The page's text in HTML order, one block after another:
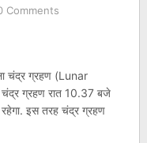
Comments
चंद्र ग्रहण (Lunar
ग्रहण रात 10.37 बजे
इस तरह चंद्र ग्रहण